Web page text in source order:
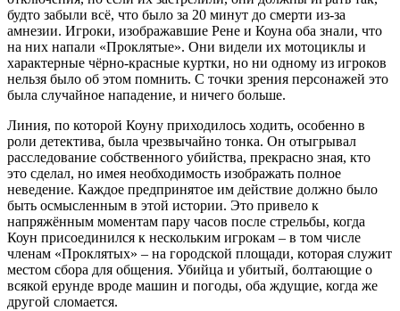
будто забыли всё, что было за 20 минут до смерти из-за
амнезии. Игроки, изображавшие Рене и Коуна оба знали, что
на них напали «Проклятые». Они видели их мотоциклы и
характерные чёрно-красные куртки, но ни одному из игроков
нельзя было об этом помнить. С точки зрения персонажей это
была случайное нападение, и ничего больше.
Линия, по которой Коуну приходилось ходить, особенно в
роли детектива, была чрезвычайно тонка. Он отыгрывал
расследование собственного убийства, прекрасно зная, кто
это сделал, но имея необходимость изображать полное
неведение. Каждое предпринятое им действие должно было
быть осмысленным в этой истории. Это привело к
напряжённым моментам пару часов после стрельбы, когда
Коун присоединился к нескольким игрокам – в том числе
членам «Проклятых» – на городской площади, которая служит
местом сбора для общения. Убийца и убитый, болтающие о
всякой ерунде вроде машин и погоды, оба ждущие, когда же
другой сломается.